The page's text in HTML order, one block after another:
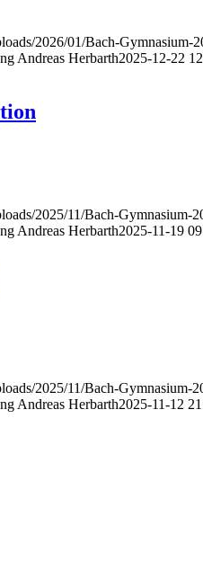
2026/01/Bach-
Andreas Herbarth2025-12-22
2025/11/Bach-Gymnasium-
Andreas Herbarth2025-11-19
2025/11/Bach-
Andreas Herbarth2025-11-12